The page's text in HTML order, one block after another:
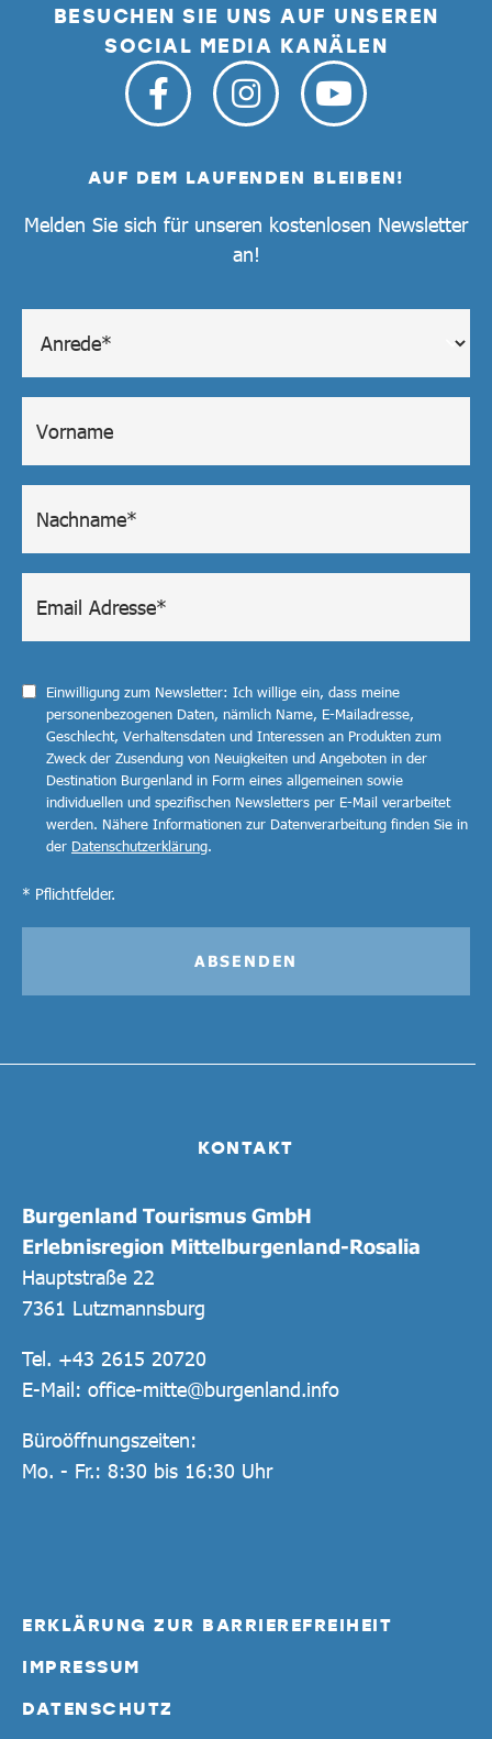
BESUCHEN SIE UNS AUF UNSEREN
SOCIAL MEDIA KANÄLEN
KONTAKT
Burgenland Tourismus GmbH
Erlebnisregion Mittelburgenland-Rosalia
Hauptstraße 22
7361 Lutzmannsburg
Tel. +43 2615 20720
E-Mail: office-mitte@burgenland.info
Büroöffnungszeiten:
Mo. - Fr.: 8:30 bis 16:30 Uhr
ERKLÄRUNG ZUR BARRIEREFREIHEIT
IMPRESSUM
DATENSCHUTZ
AUF DEM LAUFENDEN BLEIBEN!
Melden Sie sich für unseren kostenlosen Newsletter
an!
Einwilligung zum Newsletter: Ich willige ein, dass meine
personenbezogenen Daten, nämlich Name, E-Mailadresse,
Geschlecht, Verhaltensdaten und Interessen an Produkten zum
Zweck der Zusendung von Neuigkeiten und Angeboten in der
Destination Burgenland in Form eines allgemeinen sowie
individuellen und spezifischen Newsletters per E-Mail verarbeitet
werden. Nähere Informationen zur Datenverarbeitung finden Sie in
der Datenschutzerklärung.
* Pflichtfelder.
ABSENDEN